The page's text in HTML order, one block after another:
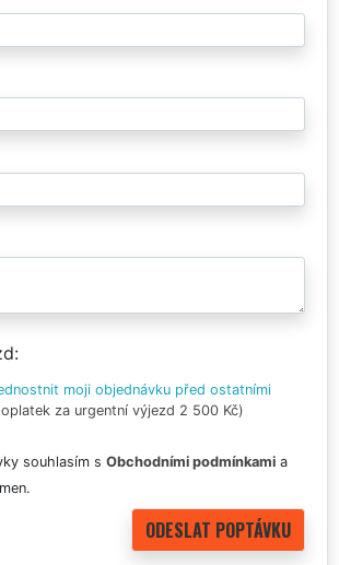
moji objednávku před ostatními
za urgentní výjezd 2 500 Kč)
souhlasím s Obchodními podmínkami a